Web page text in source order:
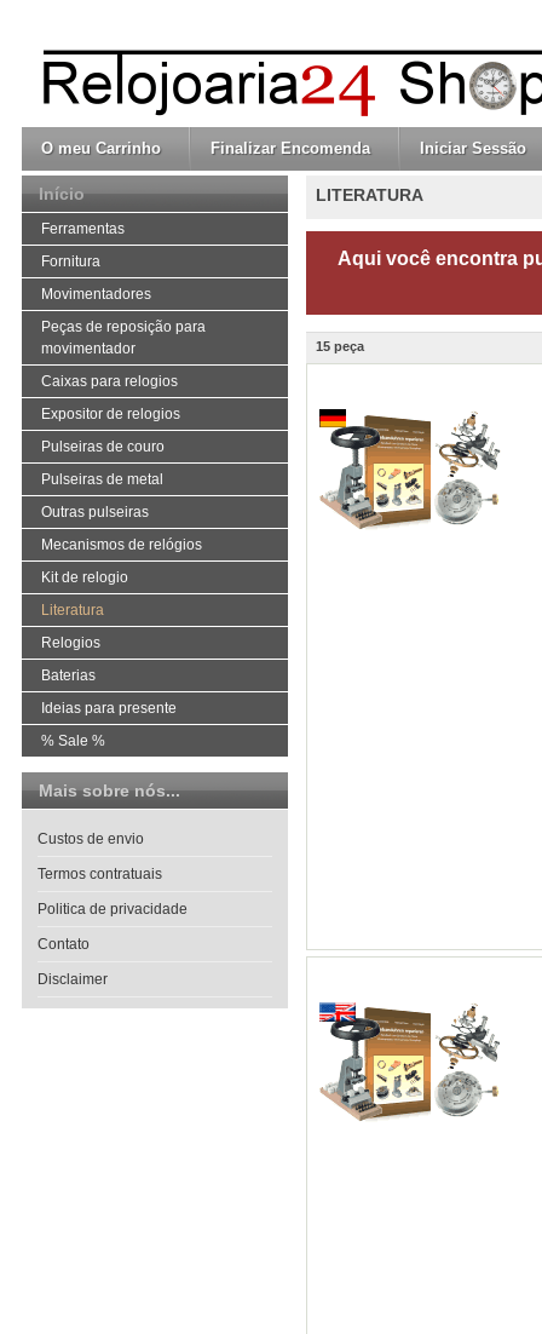
O meu Carrinho Finalizar Encomenda Iniciar Sessão
LITERATURA
Aqui você encontra
15 peça
Início
Ferramentas
Fornitura
Movimentadores
Peças de reposição para
movimentador
Caixas para relogios
Expositor de relogios
Pulseiras de couro
Pulseiras de metal
Outras pulseiras
Mecanismos de relógios
Kit de relogio
Literatura
Relogios
Baterias
Ideias para presente
% Sale %
Mais sobre nós...
Custos de envio
Termos contratuais
Politica de privacidade
Contato
Disclaimer